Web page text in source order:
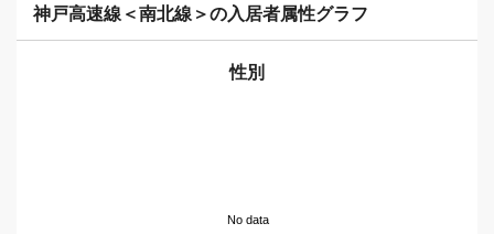
神戸高速線＜南北線＞の入居者属性グラフ
性別
No data